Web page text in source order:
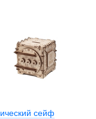
сейф